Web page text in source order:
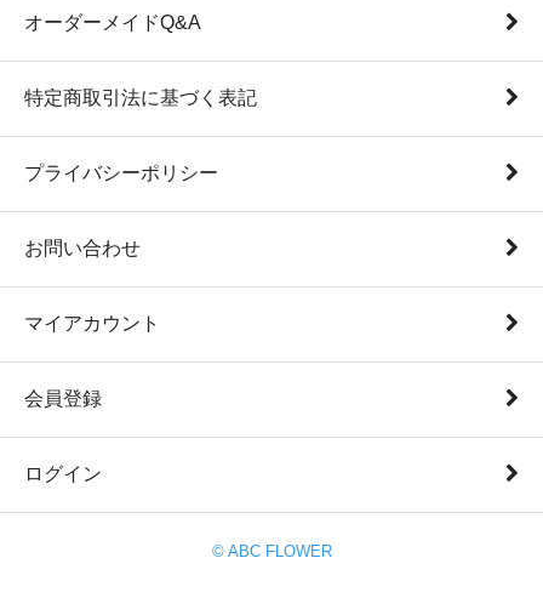
オーダーメイドQ&A
特定商取引法に基づく表記
プライバシーポリシー
お問い合わせ
マイアカウント
会員登録
ログイン
© ABC FLOWER